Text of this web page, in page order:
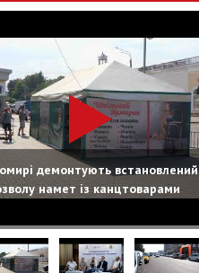
демонтують встановлений
намет із канцтоварами